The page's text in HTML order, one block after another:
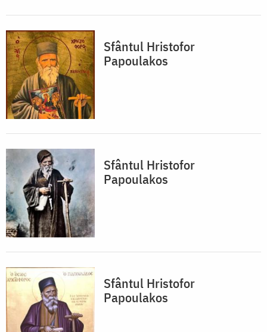
Sfântul Hristofor
Papoulakos
Sfântul Hristofor
Papoulakos
Sfântul Hristofor
Papoulakos